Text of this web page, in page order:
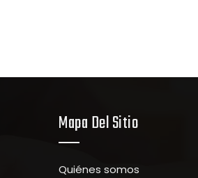
Mapa Del Sitio
Quiénes somos